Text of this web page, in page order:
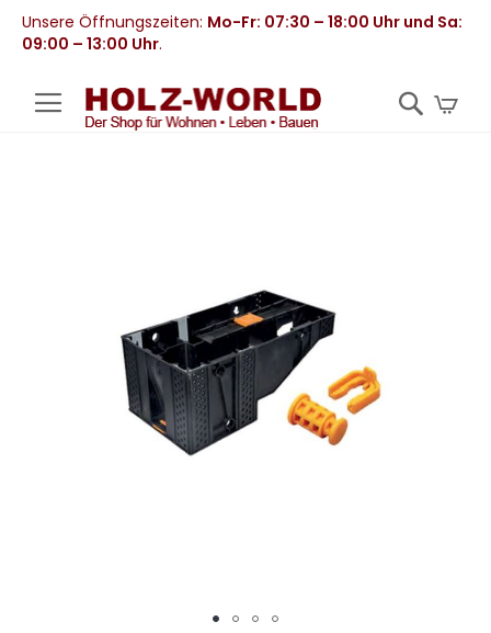
Unsere Öffnungszeiten: Mo-Fr: 07:30 – 18:00 Uhr und Sa:
09:00 – 13:00 Uhr.